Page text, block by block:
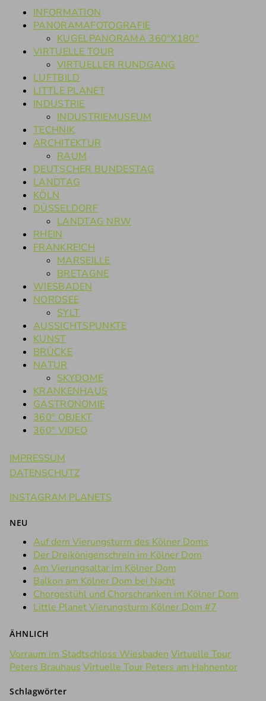
INFORMATION
PANORAMAFOTOGRAFIE
KUGELPANORAMA 360°X180°
VIRTUELLE TOUR
VIRTUELLER RUNDGANG
LUFTBILD
LITTLE PLANET
INDUSTRIE
INDUSTRIEMUSEUM
TECHNIK
ARCHITEKTUR
RAUM
DEUTSCHER BUNDESTAG
LANDTAG
KÖLN
DÜSSELDORF
LANDTAG NRW
RHEIN
FRANKREICH
MARSEILLE
BRETAGNE
WIESBADEN
NORDSEE
SYLT
AUSSICHTSPUNKTE
KUNST
BRÜCKE
NATUR
SKYDOME
KRANKENHAUS
GASTRONOMIE
360° OBJEKT
360° VIDEO
IMPRESSUM
DATENSCHUTZ
INSTAGRAM PLANETS
NEU
Auf dem Vierungsturm des Kölner Doms
Der Dreikönigenschrein im Kölner Dom
Am Vierungsaltar im Kölner Dom
Balkon am Kölner Dom bei Nacht
Chorgestühl und Chorschranken im Kölner Dom
Little Planet Vierungsturm Kölner Dom #7
ÄHNLICH
Vorraum im Stadtschloss Wiesbaden Virtuelle Tour
Peters Brauhaus Virtuelle Tour Peters am Hahnentor
Schlagwörter